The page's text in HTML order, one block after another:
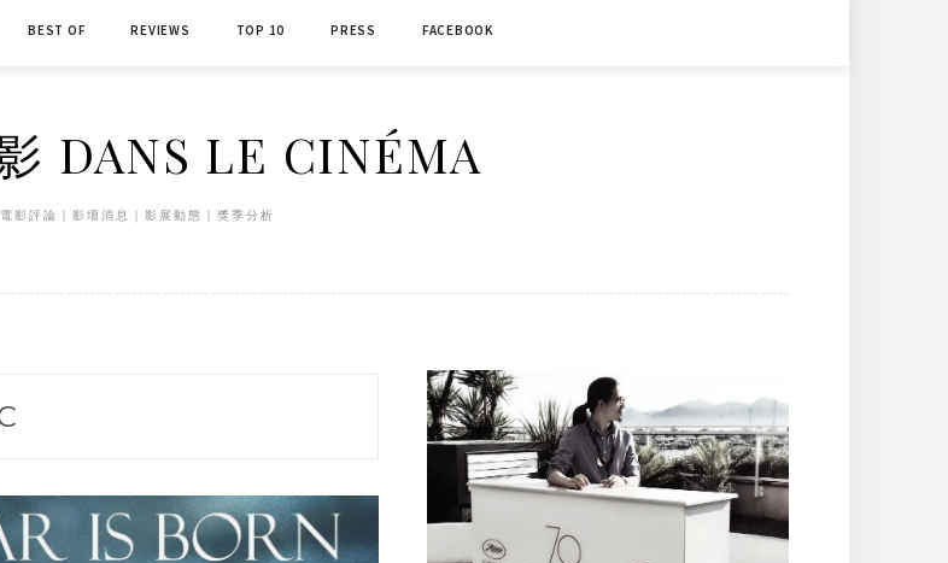
BEST OF REVIEWS TOP 10 PRESS FACEBOOK
DANS LE CINÉMA
電影評論｜影壇消息｜影展動態｜獎季分析